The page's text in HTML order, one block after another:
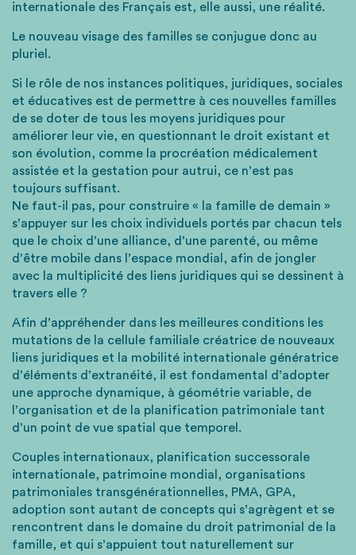
internationale des Français est, elle aussi, une réalité.
Le nouveau visage des familles se conjugue donc au
pluriel.
Si le rôle de nos instances politiques, juridiques, sociales
et éducatives est de permettre à ces nouvelles familles
de se doter de tous les moyens juridiques pour
améliorer leur vie, en questionnant le droit existant et
son évolution, comme la procréation médicalement
assistée et la gestation pour autrui, ce n’est pas
toujours suffisant.
Ne faut-il pas, pour construire « la famille de demain »
s’appuyer sur les choix individuels portés par chacun tels
que le choix d’une alliance, d’une parenté, ou même
d’être mobile dans l’espace mondial, afin de jongler
avec la multiplicité des liens juridiques qui se dessinent à
travers elle ?
Afin d’appréhender dans les meilleures conditions les
mutations de la cellule familiale créatrice de nouveaux
liens juridiques et la mobilité internationale génératrice
d’éléments d’extranéité, il est fondamental d’adopter
une approche dynamique, à géométrie variable, de
l’organisation et de la planification patrimoniale tant
d’un point de vue spatial que temporel.
Couples internationaux, planification successorale
internationale, patrimoine mondial, organisations
patrimoniales transgénérationnelles, PMA, GPA,
adoption sont autant de concepts qui s’agrègent et se
rencontrent dans le domaine du droit patrimonial de la
famille, et qui s’appuient tout naturellement sur